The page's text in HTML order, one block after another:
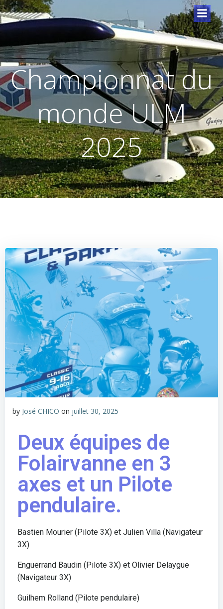
Championnat du
monde ULM
2025
by José CHICO on juillet 30, 2025
Deux équipes de
Folairvanne en 3
axes et un Pilote
pendulaire.
Bastien Mourier (Pilote 3X) et Julien Villa (Navigateur
3X)
Enguerrand Baudin (Pilote 3X) et Olivier Delaygue
(Navigateur 3X)
Guilhem Rolland (Pilote pendulaire)